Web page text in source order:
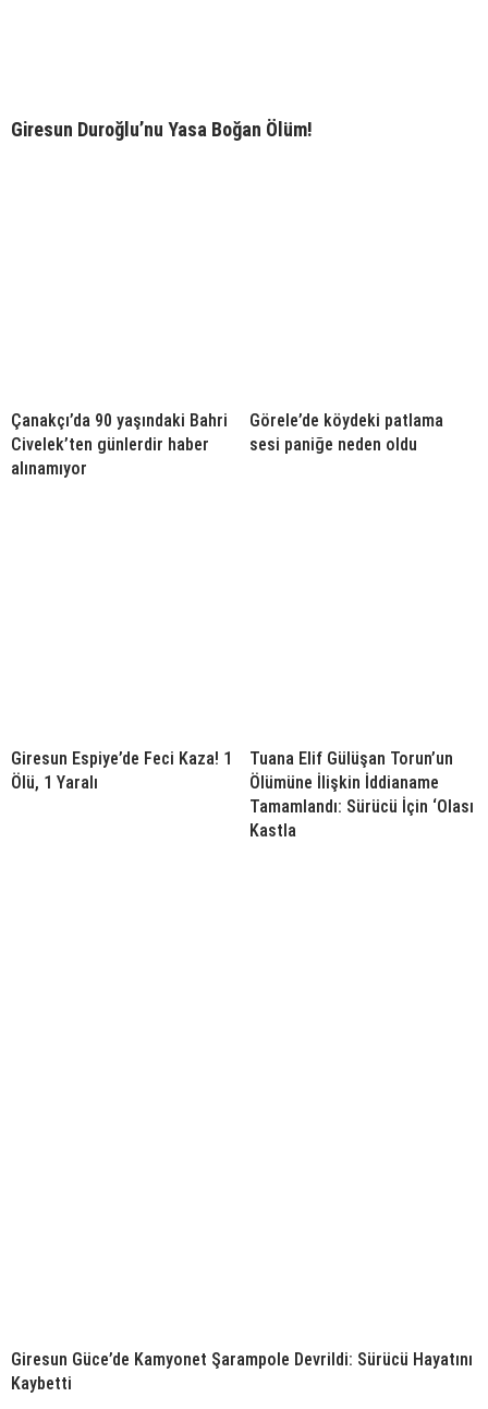
Giresun Duroğlu’nu Yasa Boğan Ölüm!
Çanakçı’da 90 yaşındaki Bahri
Civelek’ten günlerdir haber
alınamıyor
Görele’de köydeki patlama
sesi paniğe neden oldu
Giresun Espiye’de Feci Kaza! 1
Ölü, 1 Yaralı
Tuana Elif Gülüşan Torun’un
Ölümüne İlişkin İddianame
Tamamlandı: Sürücü İçin ‘Olası
Kastla
Giresun Güce’de Kamyonet Şarampole Devrildi: Sürücü Hayatını
Kaybetti